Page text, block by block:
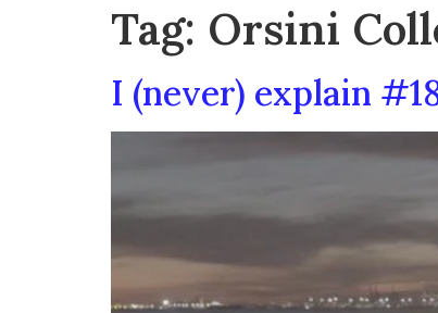
Tag: Orsini
I (never) explain